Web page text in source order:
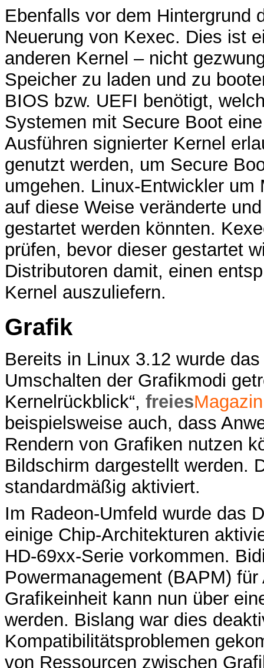
Ebenfalls vor dem Hintergrund
Neuerung von Kexec. Dies ist
anderen Kernel – nicht
Speicher zu laden und zu
BIOS bzw. UEFI benötigt,
Systemen mit Secure Boot
Ausführen signierter Kernel
genutzt werden, um Secure
umgehen. Linux-Entwickler
auf diese Weise veränderte
gestartet werden könnten.
prüfen, bevor dieser gestartet
Distributoren damit, einen
Kernel auszuliefern.
Grafik
Bereits in Linux 3.12 wurde
Umschalten der Grafikmodi
Kernelrückblick“, freiesMagazin
beispielsweise auch, dass
Rendern von Grafiken nutzen
Bildschirm dargestellt werden.
standardmäßig aktiviert.
Im Radeon-Umfeld wurde das
einige Chip-Architekturen
HD-69xx-Serie vorkommen.
Powermanagement (BAPM)
Grafikeinheit kann nun über
werden. Bislang war dies
Kompatibilitätsproblemen
von Ressourcen zwischen